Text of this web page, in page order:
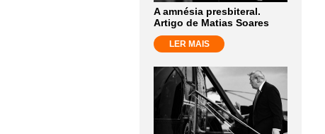
A amnésia presbiteral.
Artigo de Matias Soares
LER MAIS